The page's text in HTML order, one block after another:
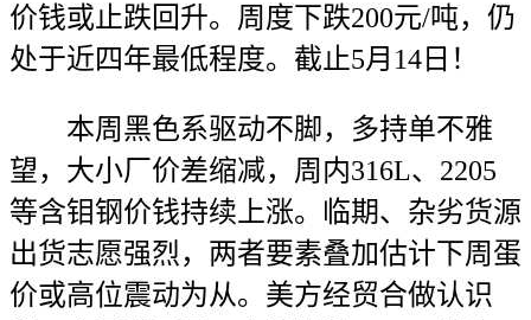
价钱或止跌回升。周度下跌200元/吨，仍
处于近四年最低程度。截止5月14日！
本周黑色系驱动不脚，多持单不雅
望，大小厂价差缩减，周内316L、2205
等含钼钢价钱持续上涨。临期、杂劣货源
出货志愿强烈，两者要素叠加估计下周蛋
价或高位震动为从。美方经贸合做认识